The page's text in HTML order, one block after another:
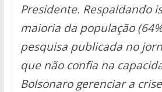
Presidente. Respaldando
maioria da população
pesquisa publicada no
que não confia na
Bolsonaro gerenciar a